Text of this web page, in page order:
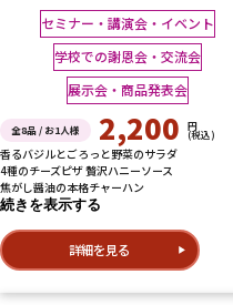
セミナー・講演会・イベント
学校での謝恩会・交流会
展示会・商品発表会
全8品 / お1人様 2,200 円
(税込)
香るバジルとごろっと野菜のサラダ
4種のチーズピザ 贅沢ハニーソース
焦がし醤油の本格チャーハン
続きを表示する
詳細を見る